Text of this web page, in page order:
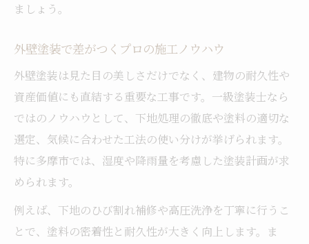
ましょう。
外壁塗装で差がつくプロの施工ノウハウ
外壁塗装は見た目の美しさだけでなく、建物の耐久性や
資産価値にも直結する重要な工事です。一級塗装士なら
ではのノウハウとして、下地処理の徹底や塗料の適切な
選定、気候に合わせた工法の使い分けが挙げられます。
特に多摩市では、湿度や降雨量を考慮した塗装計画が求
められます。
例えば、下地のひび割れ補修や高圧洗浄を丁寧に行うこ
とで、塗料の密着性と耐久性が大きく向上します。ま